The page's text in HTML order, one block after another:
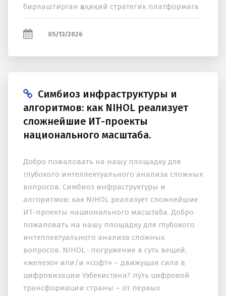
бирлаштирган ҳақиқий стратегик платформага
05/13/2026
Симбиоз инфраструктуры и
алгоритмов: как NIHOL реализует
сложнейшие ИТ-проекты
национального масштаба.
Добро пожаловать на нашу площадку для
глубокого интеллектуального анализа сложных
вопросов. Симбиоз инфраструктуры и
алгоритмов: как NIHOL реализует сложнейшие
ИТ-проекты национального масштаба. Добро
пожаловать на нашу площадку для глубокого
интеллектуального анализа сложных
вопросов. NIHOL : погружение в суть вещей,
«железо» или/и «софт» – движущая сила в
цифровизации Узбекистана? путь цифровой
трансформации страны – от первых